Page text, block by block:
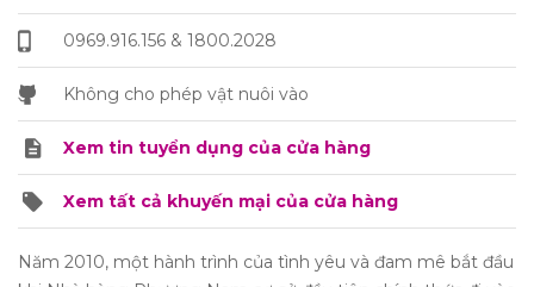
0969.916.156 & 1800.2028
Không cho phép vật nuôi vào
Xem tin tuyển dụng của cửa hàng
Xem tất cả khuyến mại của cửa hàng
Năm 2010, một hành trình của tình yêu và đam mê bắt đầu